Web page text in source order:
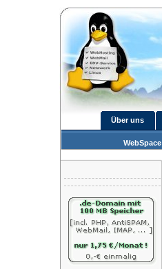
Über uns
WebSpace